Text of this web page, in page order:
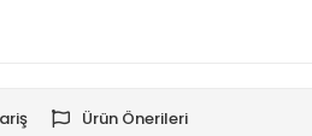
Ürün Önerileri